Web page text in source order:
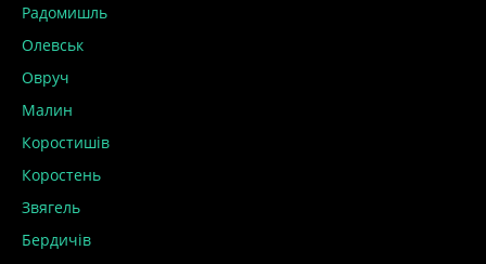
Радомишль
Олевськ
Овруч
Малин
Коростишів
Коростень
Звягель
Бердичів